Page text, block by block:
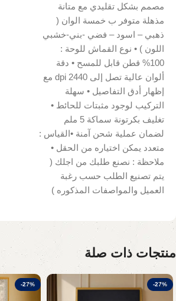
مصمم بشكل تقليدي مع متانة
مذهلة متوفر ب خمسة الوان (
ذهبي – اسود – فضي -بني-خشبي
اللون ) • نوع القماش للوحة :
100% قطن قابل للمسح • دقة
ألوان عالية تصل إلى 2440 dpi مع
إظهار أدق التفاصيل • سهلة
التركيب لوجود مثبتات للحائط •
تغليف بكرتونة سماكة 5 ملم
لضمان عملية شحن آمنة •القياس :
متعدد يمكن اختياره من الحقل •
ملاحظة : نصنع طلبك من اجلك (
يتم تصنيع الطلب حسب رغبة
العميل والمواصفات المذكوره )
منتجات ذات صلة
-27%
-27%